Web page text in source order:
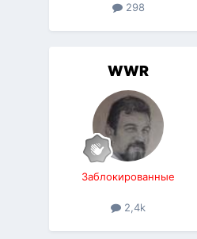
298
WWR
Заблокированные
2,4k